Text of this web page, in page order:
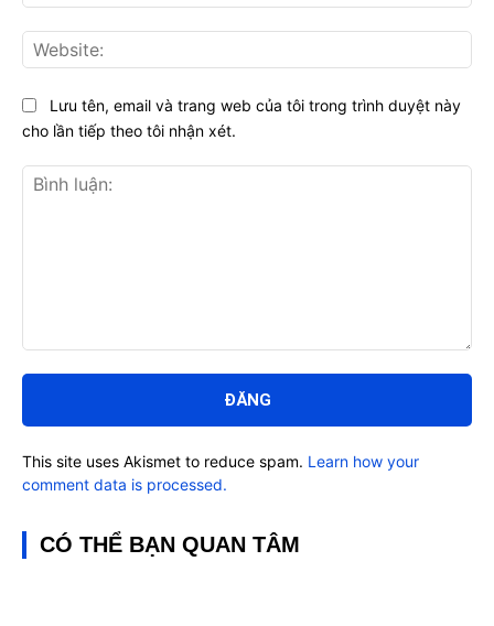
luận:
Lưu tên, email và trang web của tôi trong trình duyệt này
cho lần tiếp theo tôi nhận xét.
This site uses Akismet to reduce spam. Learn how your
comment data is processed.
CÓ THỂ BẠN QUAN TÂM